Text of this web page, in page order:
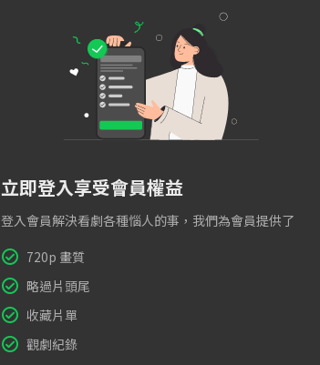
立即登入享受會員權益
登入會員解決看劇各種惱人的事，我們為會員提供了
720p 畫質
略過片頭尾
收藏片單
觀劇紀錄